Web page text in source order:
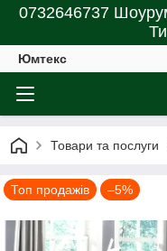
0732646737
Юмтекс
Товари та послуги
Топ продажів –5%